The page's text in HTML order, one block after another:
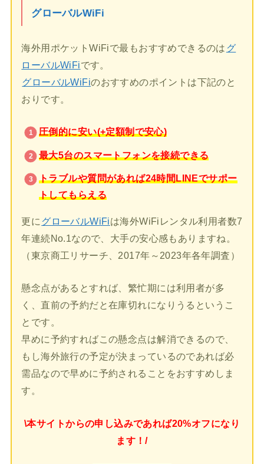
グローバルWiFi
海外用ポケットWiFiで最もおすすめできるのは グ
ローバルWiFiです。
グローバルWiFiのおすすめのポイントは下記のと
おりです。
圧倒的に安い(+定額制で安心)
最大5台のスマートフォンを接続できる
トラブルや質問があれば24時間LINEでサポー
トしてもらえる
更に グローバルWiFiは海外WiFiレンタル利用者数7
年連続No.1なので、大手の安心感もありますね。
（東京商工リサーチ、2017年～2023年各年調査）
懸念点があるとすれば、繁忙期には利用者が多
く、直前の予約だと在庫切れになりうるというこ
とです。
早めに予約すればこの懸念点は解消できるので、
もし海外旅行の予定が決まっているのであれば必
需品なので早めに予約されることをおすすめしま
す。
\本サイトからの申し込みであれば20%オフになり
ます！/